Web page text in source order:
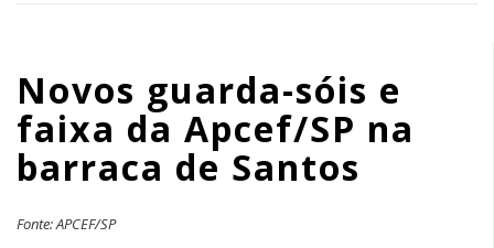
de
Santos
|
APCEF/SP
Novos guarda-sóis e
faixa da Apcef/SP na
barraca de Santos
Fonte: APCEF/SP